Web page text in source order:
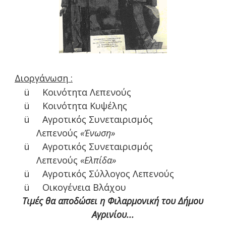
Διοργάνωση :
ü
Κοινότητα Λεπενούς
ü
Κοινότητα Κυψέλης
ü
Αγροτικός Συνεταιρισμός
Λεπενούς «Ένωση»
ü
Αγροτικός Συνεταιρισμός
Λεπενούς «Ελπίδα»
ü
Αγροτικός Σύλλογος Λεπενούς
ü
Οικογένεια Βλάχου
Τιμές θα αποδώσει η Φιλαρμονική του Δήμου
Αγρινίου...